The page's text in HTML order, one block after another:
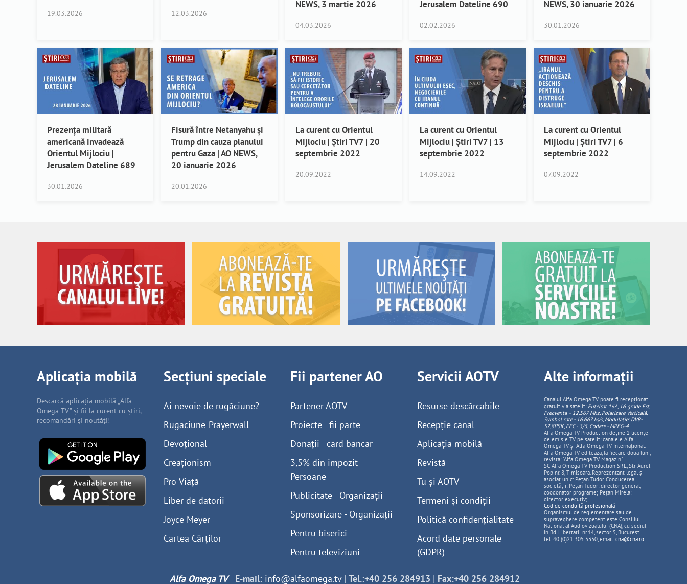
19.03.2026 12.03.2026
NEWS, 3 martie 2026
04.03.2026
Jerusalem Dateline 690
02.02.2026
NEWS, 30 ianuarie 2026
30.01.2026
Prezența militară
americană invadează
Orientul Mijlociu |
Jerusalem Dateline 689
30.01.2026
Fisură între Netanyahu și
Trump din cauza planului
pentru Gaza | AO NEWS,
20 ianuarie 2026
20.01.2026
La curent cu Orientul
Mijlociu | Știri TV7 | 20
septembrie 2022
20.09.2022
La curent cu Orientul
Mijlociu | Știri TV7 | 13
septembrie 2022
14.09.2022
La curent cu Orientul
Mijlociu | Știri TV7 | 6
septembrie 2022
07.09.2022
Aplicația mobilă
Descarcă aplicația mobilă „Alfa
Omega TV” și fii la curent cu știri,
recomandări și noutăți!
Secțiuni speciale
Ai nevoie de rugăciune?
Rugaciune-Prayerwall
Devoțional
Creaționism
Pro-Viață
Liber de datorii
Joyce Meyer
Cartea Cărților
Fii partener AO
Partener AOTV
Proiecte - fii parte
Donații - card bancar
3,5% din impozit -
Persoane
Publicitate - Organizații
Sponsorizare - Organizații
Pentru biserici
Pentru televiziuni
Servicii AOTV
Resurse descărcabile
Recepție canal
Aplicația mobilă
Revistă
Tu și AOTV
Termeni și condiții
Politică confidențialitate
Acord date personale
(GDPR)
Alte informații
Canalul Alfa Omega TV poate fi recepționat
gratuit via satelit: Eutelsat 16A, 16 grade Est,
Frecventa – 12.567 Mhz, PolarizareVerticală,
Symbol rate - 16.667 ks/s, Modulație: DVB-
S2,8PSK, FEC - 3/5, Codare - MPEG-4.
Alfa Omega TV Production deține 2 licențe
de emisie TV pe satelit: canalele Alfa
Omega TV și Alfa Omega TV Internațional.
Alfa Omega TV editeaza, la fiecare doua luni,
revista: "Alfa Omega TV Magazin".
SC Alfa Omega TV Production SRL, Str Aurel
Pop nr. 8, Timisoara. Reprezentant legal și
asociat unic: Pețan Tudor. Conducerea
societății: Pețan Tudor: director general,
coodonator programe; Pețan Mirela:
director executiv;
Cod de conduită profesională
Organismul de reglementare sau de
supraveghere competent este Consiliul
National al Audiovizualului (CNA), cu sediul
in Bd. Libertatii nr.14, sector 5, Bucuresti,
tel: 40 (0)21 305 5350, email: cna@cna.ro
Alfa Omega TV- E-mail: info@alfaomega.tv| Tel.:+40 256 284913 | Fax:+40 256 284912